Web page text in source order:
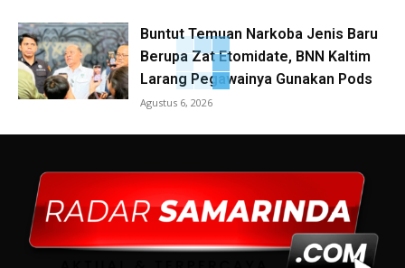
Buntut Temuan Narkoba Jenis Baru
Berupa Zat Etomidate, BNN Kaltim
Larang Pegawainya Gunakan Pods
Agustus 6, 2026